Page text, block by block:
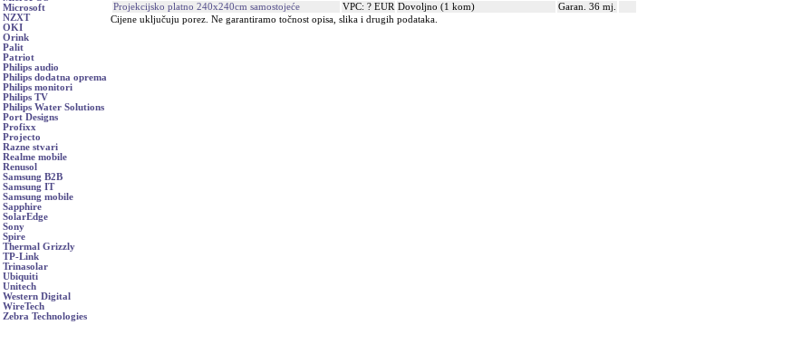
Microsoft
NZXT
OKI
Orink
Palit
Patriot
Philips audio
Philips dodatna oprema
Philips monitori
Philips TV
Philips Water Solutions
Port Designs
Profixx
Projecto
Razne stvari
Realme mobile
Renusol
Samsung B2B
Samsung IT
Samsung mobile
Sapphire
SolarEdge
Sony
Spire
Thermal Grizzly
TP-Link
Trinasolar
Ubiquiti
Unitech
Western Digital
WireTech
Zebra Technologies
Projekcijsko platno 240x240cm samostojeće
VPC: ? EUR Dovoljno (1 kom)
Garan. 36 mj.
Cijene uključuju porez. Ne garantiramo točnost opisa, slika i drugih podataka.